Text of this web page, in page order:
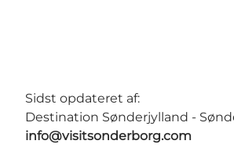
Sidst opdateret af:
Destination Sønderjylland -
info@visitsonderborg.com